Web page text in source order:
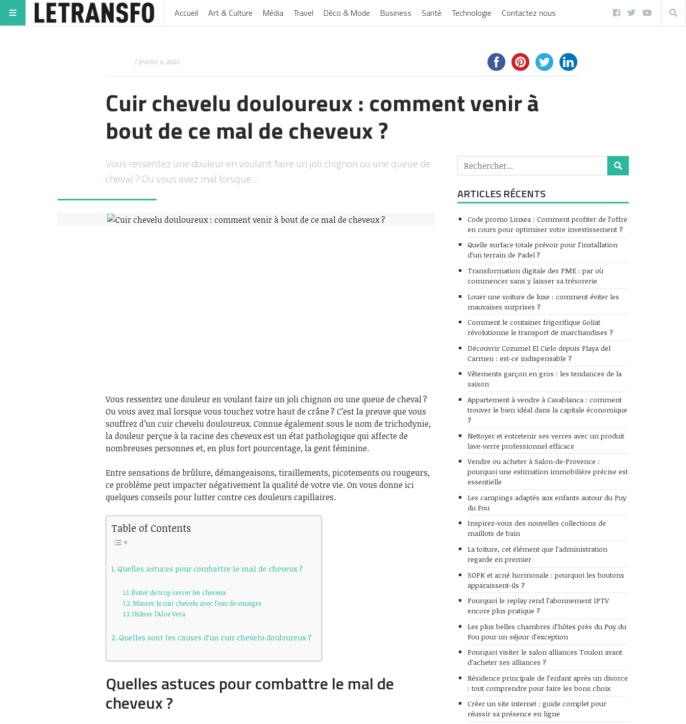
Accueil Art & Culture Média Travel Déco & Mode Business Santé Technologie Contactez nous
/ février 4, 2023
Cuir chevelu douloureux : comment venir à
bout de ce mal de cheveux ?
Vous ressentez une douleur en voulant faire un joli chignon ou une queue de
cheval ? Ou vous avez mal lorsque…
Vous ressentez une douleur en voulant faire un joli chignon ou une queue de cheval ?
Ou vous avez mal lorsque vous touchez votre haut de crâne ? C’est la preuve que vous
souffrez d’un cuir chevelu douloureux. Connue également sous le nom de trichodynie,
la douleur perçue à la racine des cheveux est un état pathologique qui affecte de
nombreuses personnes et, en plus fort pourcentage, la gent féminine.
Entre sensations de brûlure, démangeaisons, tiraillements, picotements ou rougeurs,
ce problème peut impacter négativement la qualité de votre vie. On vous donne ici
quelques conseils pour lutter contre ces douleurs capillaires.
Table of Contents
Quelles astuces pour combattre le mal de cheveux ?
Éviter de trop serrer les cheveux
Masser le cuir chevelu avec l’eau de vinaigre
Utiliser l’Aloe Vera
Quelles sont les causes d’un cuir chevelu douloureux ?
Quelles astuces pour combattre le mal de
cheveux ?
ARTICLES RÉCENTS
Code promo Linxea : Comment profiter de l’offre
en cours pour optimiser votre investissement ?
Quelle surface totale prévoir pour l’installation
d’un terrain de Padel ?
Transformation digitale des PME : par où
commencer sans y laisser sa trésorerie
Louer une voiture de luxe : comment éviter les
mauvaises surprises ?
Comment le container frigorifique Goliat
révolutionne le transport de marchandises ?
Découvrir Cozumel El Cielo depuis Playa del
Carmen : est-ce indispensable ?
Vêtements garçon en gros : les tendances de la
saison
Appartement à vendre à Casablanca : comment
trouver le bien idéal dans la capitale économique
?
Nettoyer et entretenir ses verres avec un produit
lave-verre professionnel efficace
Vendre ou acheter à Salon-de-Provence :
pourquoi une estimation immobilière précise est
essentielle
Les campings adaptés aux enfants autour du Puy
du Fou
Inspirez-vous des nouvelles collections de
maillots de bain
La toiture, cet élément que l’administration
regarde en premier
SOPK et acné hormonale : pourquoi les boutons
apparaissent-ils ?
Pourquoi le replay rend l’abonnement IPTV
encore plus pratique ?
Les plus belles chambres d’hôtes près du Puy du
Fou pour un séjour d’exception
Pourquoi visiter le salon alliances Toulon avant
d’acheter ses alliances ?
Résidence principale de l’enfant après un divorce
: tout comprendre pour faire les bons choix
Créer un site internet : guide complet pour
réussir sa présence en ligne